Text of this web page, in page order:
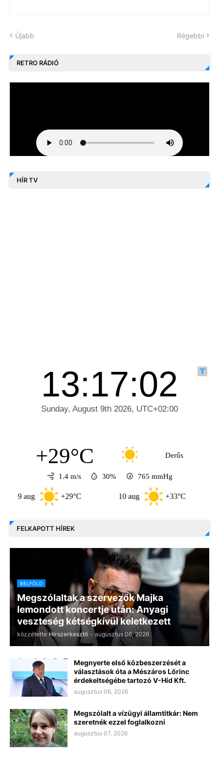
Újabb Régebbi
RETRO RÁDIÓ
HÍR TV
+29°C Derűs
1.4 m/s 30% 765 mmHg
+29°C +33°C
FELKAPOTT HÍREK
BELFÖLD
Megszólaltak a szervezők Majka
lemondott koncertje után: Anyagi
veszteség kétségkívül keletkezett
közzétette Hírszerkesztő - augusztus 06, 2026
Megnyerte első közbeszerzését a
választások óta a Mészáros Lőrinc
érdekeltségébe tartozó V-Híd Kft.
augusztus 06, 2026
Megszólalt a vízügyi államtitkár: Nem
szeretnék ezzel foglalkozni
augusztus 07, 2026